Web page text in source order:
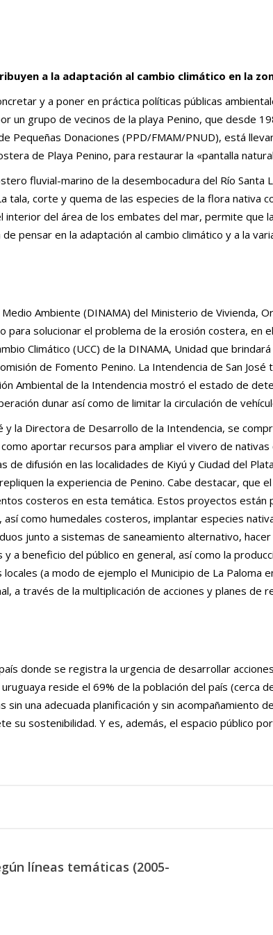
a la adaptación al cambio climático en la
y a poner en práctica políticas públicas
un grupo de vecinos de la playa Penino, que desde
Pequeñas Donaciones (PPD/FMAM/PNUD), está
de Playa Penino, para restaurar la «pantalla
fluvial-marino de la desembocadura del Río
tala, corte y quema de las especies de la flora nativa
del área de los embates del mar, permite que
pensar en la adaptación al cambio climático y a la
Ambiente (DINAMA) del Ministerio de Vivienda,
para solucionar el problema de la erosión costera, en
Climático (UCC) de la DINAMA, Unidad que
de Fomento Penino. La Intendencia de San
Ambiental de la Intendencia mostró el estado de
dunar así como de limitar la circulación de
la Directora de Desarrollo de la Intendencia, se
aportar recursos para ampliar el vivero de
de difusión en las localidades de Kiyú y Ciudad del
la experiencia de Penino. Cabe destacar, que
costeros en esta temática. Estos proyectos
como humedales costeros, implantar especies
junto a sistemas de saneamiento alternativo,
a beneficio del público en general, así como la
(a modo de ejemplo el Municipio de La Paloma
a través de la multiplicación de acciones y planes de
donde se registra la urgencia de desarrollar
reside el 69% de la población del país
sin una adecuada planificación y sin
su sostenibilidad. Y es, además, el espacio público
líneas temáticas (2005-